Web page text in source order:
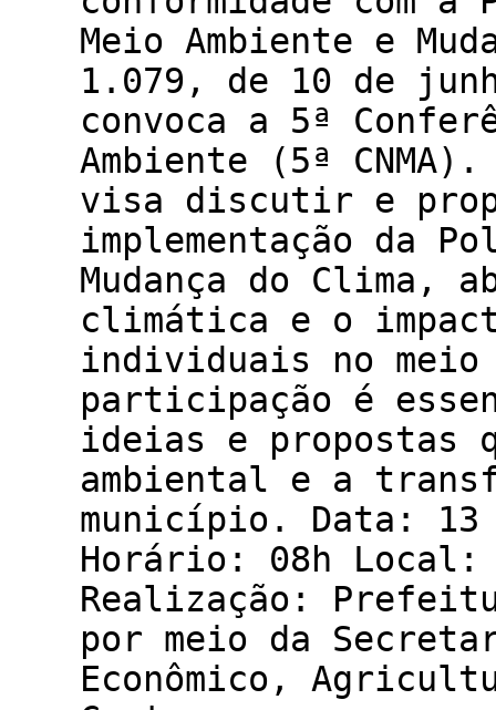
Meio Ambiente e
1.079, de 10 de
convoca a 5ª
Ambiente (5ª
visa discutir e
implementação da
Mudança do Clima,
climática e o
individuais no meio
participação é
ideias e propostas
ambiental e a
município. Data: 13
Horário: 08h Local:
Realização:
por meio da
Econômico,